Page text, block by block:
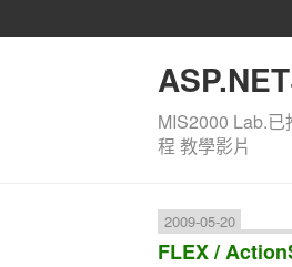
MIS2000 Lab.
程 教學影片
2009-05-20
FLEX /